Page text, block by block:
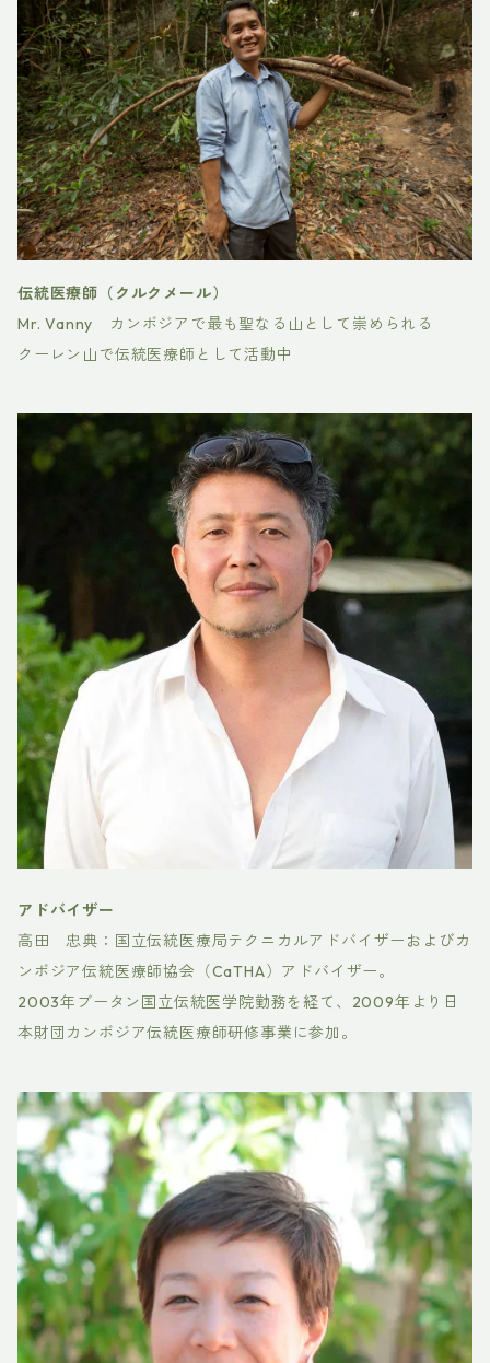
伝統医療師（クルクメール）
Mr. Vanny カンボジアで最も聖なる山として崇められる
クーレン山で伝統医療師として活動中
アドバイザー
高田 忠典：国立伝統医療局テクニカルアドバイザーおよびカ
ンボジア伝統医療師協会（CaTHA）アドバイザー。
2003年ブータン国立伝統医学院勤務を経て、2009年より日
本財団カンボジア伝統医療師研修事業に参加。